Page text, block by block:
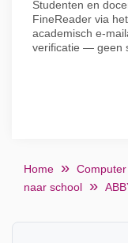
Studenten en
FineReader via
academisch e-
verificatie — geen
Home
naar school